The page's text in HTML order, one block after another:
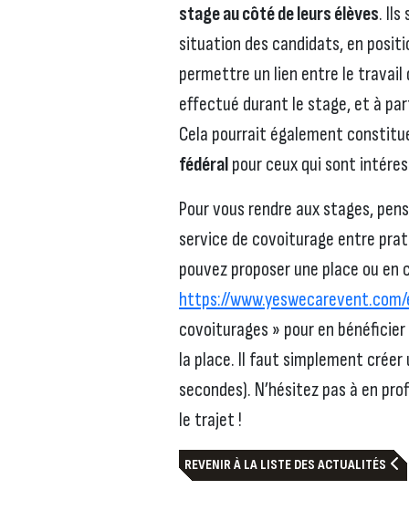
stage au côté de leurs élèves. Ils
situation des candidats, en
permettre un lien entre le
effectué durant le stage, et à
Cela pourrait également
fédéralpour ceux qui sont
Pour vous rendre aux stages,
service de covoiturage entre
pouvez proposer une place ou en
https://
covoiturages » pour en
la place. Il faut simplement
secondes). N’hésitez pas à en
le trajet !
REVENIR À LA LISTE DES ACTUALITÉS